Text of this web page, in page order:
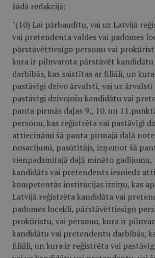
šādā redakcijā:
"(10) Lai pārbaudītu, vai uz Latvijā
vai pretendenta valdes vai padomes
pārstāvēttiesīgo personu vai
kura ir pilnvarota pārstāvēt
darbībās, kas saistītas ar filiāli, un
pastāvīgi dzīvo ārvalstī, vai uz
pastāvīgi dzīvojošu kandidātu vai
panta pirmās daļas 9., 10. un
personu, kas reģistrēta vai pastāvīgi
attiecināmi šā panta pirmajā daļā
nosacījumi, pasūtītājs, izņemot šā
vienpadsmitajā daļā minēto gadījumu,
kandidāts vai pretendents iesniedz
kompetentās institūcijas izziņu, kas
Latvijā reģistrēta kandidāta vai
padomes locekli, pārstāvēttiesīgo
prokūristu, vai personu, kura ir
kandidātu vai pretendentu darbībās,
filiāli, un kura ir reģistrēta vai